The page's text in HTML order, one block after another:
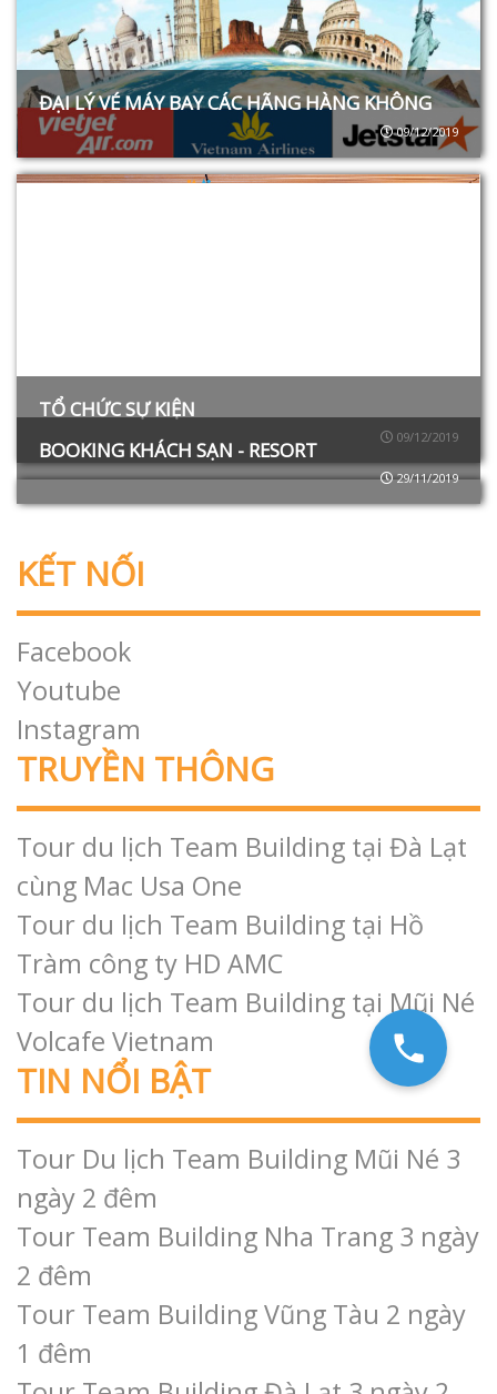
ĐẠI LÝ VÉ MÁY BAY CÁC HÃNG HÀNG KHÔNG
09/12/2019
BOOKING KHÁCH SẠN - RESORT
KẾT NỐI
Facebook
Youtube
Instagram
TRUYỀN THÔNG
Tour du lịch Team Building tại Đà Lạt
cùng Mac Usa One
Tour du lịch Team Building tại Hồ
Tràm công ty HD AMC
Tour du lịch Team Building tại Mũi Né
Volcafe Vietnam
TIN NỔI BẬT
Tour Du lịch Team Building Mũi Né 3
ngày 2 đêm
Tour Team Building Nha Trang 3 ngày
2 đêm
Tour Team Building Vũng Tàu 2 ngày
1 đêm